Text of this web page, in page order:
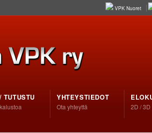
VPK Nuoret
TUTUSTU YHTEYSTIEDOT
Ota yhteyttä 2D / 3D